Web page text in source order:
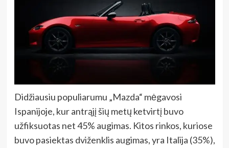
Didžiausiu populiarumu „Mazda“ mėgavosi
Ispanijoje, kur antrąjį šių metų ketvirtį buvo
užfiksuotas net 45% augimas. Kitos rinkos, kuriose
buvo pasiektas dviženklis augimas, yra Italija (35%),